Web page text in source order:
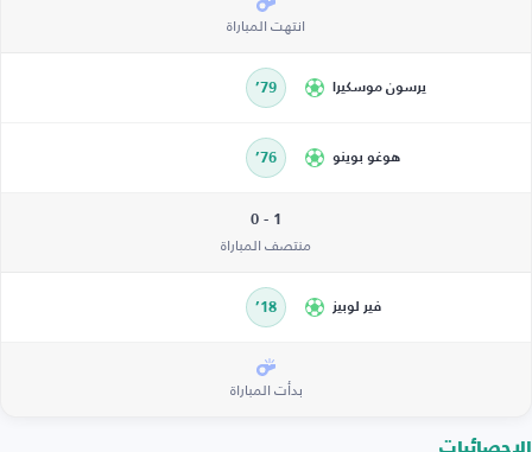
انتهت المباراة
يرسون موسكيرا 79’
هوغو بوينو 76’
1 - 0
منتصف المباراة
فير لوبيز 18’
بدأت المباراة
الإحصائيات